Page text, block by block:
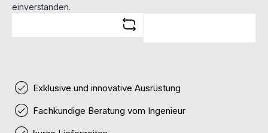
einverstanden.
Exklusive und innovative Ausrüstung
Fachkundige Beratung vom Ingenieur